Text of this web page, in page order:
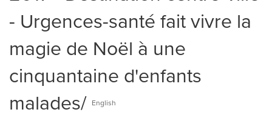
- Urgences-santé fait vivre la
magie de Noël à une
cinquantaine d'enfants
malades/ English